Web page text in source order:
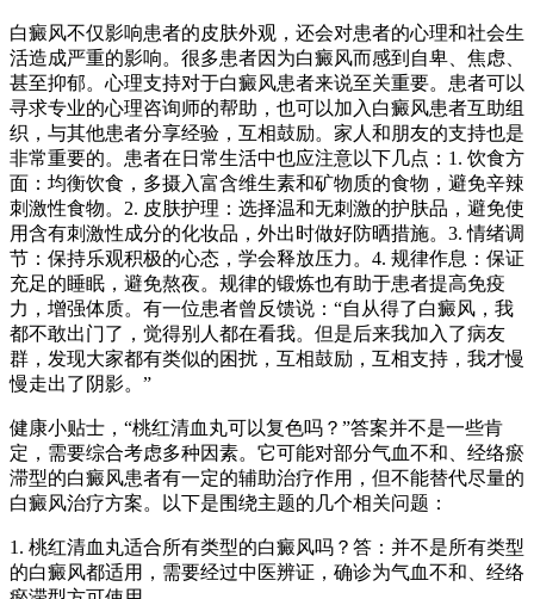
白癜风不仅影响患者的皮肤外观，还会对患者的心理和社会生
活造成严重的影响。很多患者因为白癜风而感到自卑、焦虑、
甚至抑郁。心理支持对于白癜风患者来说至关重要。患者可以
寻求专业的心理咨询师的帮助，也可以加入白癜风患者互助组
织，与其他患者分享经验，互相鼓励。家人和朋友的支持也是
非常重要的。患者在日常生活中也应注意以下几点：1. 饮食方
面：均衡饮食，多摄入富含维生素和矿物质的食物，避免辛辣
刺激性食物。2. 皮肤护理：选择温和无刺激的护肤品，避免使
用含有刺激性成分的化妆品，外出时做好防晒措施。3. 情绪调
节：保持乐观积极的心态，学会释放压力。4. 规律作息：保证
充足的睡眠，避免熬夜。规律的锻炼也有助于患者提高免疫
力，增强体质。有一位患者曾反馈说：“自从得了白癜风，我
都不敢出门了，觉得别人都在看我。但是后来我加入了病友
群，发现大家都有类似的困扰，互相鼓励，互相支持，我才慢
慢走出了阴影。”
健康小贴士，“桃红清血丸可以复色吗？”答案并不是一些肯
定，需要综合考虑多种因素。它可能对部分气血不和、经络瘀
滞型的白癜风患者有一定的辅助治疗作用，但不能替代尽量的
白癜风治疗方案。以下是围绕主题的几个相关问题：
1. 桃红清血丸适合所有类型的白癜风吗？答：并不是所有类型
的白癜风都适用，需要经过中医辨证，确诊为气血不和、经络